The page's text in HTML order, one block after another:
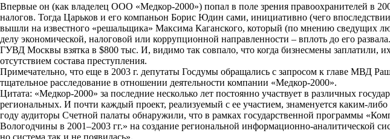
Впервые он (как владелец ООО «Медкор-2000») попал в поле зрения правоохранителей в
налогов. Тогда Царьков и его компаньон Борис Юдин сами, инициативно (чего
вышли на известного «решальщика» Максима Каганского, который (по мнению сведущих
делу экономической, налоговой или коррупционной направленности – вплоть до его
ГУВД Москвы взятка в $800 тыс. И, видимо так совпало, что когда бизнесмены заплатили,
отсутствием состава преступления.
Примечательно, что еще в 2003 г. депутаты Госдумы обращались с запросом к главе МВД
тщательное расследование в отношении деятельности компании «Медкор-2000».
Цитата: «Медкор-2000» за последние несколько лет постоянно участвует в различных
региональных. И почти каждый проект, реализуемый с ее участием, знаменуется каким-
году аудиторы Счетной палаты обнаружили, что в рамках государственной программы
Вологодчины в 2001–2003 гг.» на создание региональной информационно-аналитической
но система так и не появилась».